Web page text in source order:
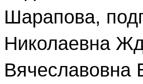
Шарапова,
Николаевна
Вячеславовна